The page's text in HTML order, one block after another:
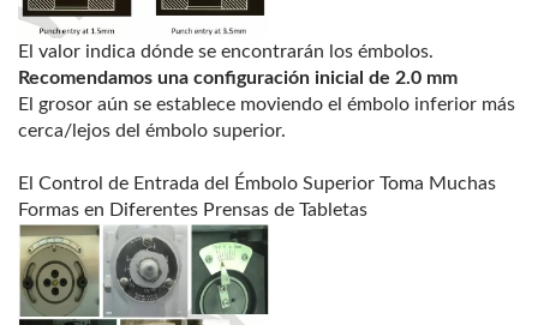
El valor indica dónde se encontrarán los émbolos.
Recomendamos una configuración inicial de 2.0 mm
El grosor aún se establece moviendo el émbolo inferior más
cerca/lejos del émbolo superior.
El Control de Entrada del Émbolo Superior Toma Muchas
Formas en Diferentes Prensas de Tabletas